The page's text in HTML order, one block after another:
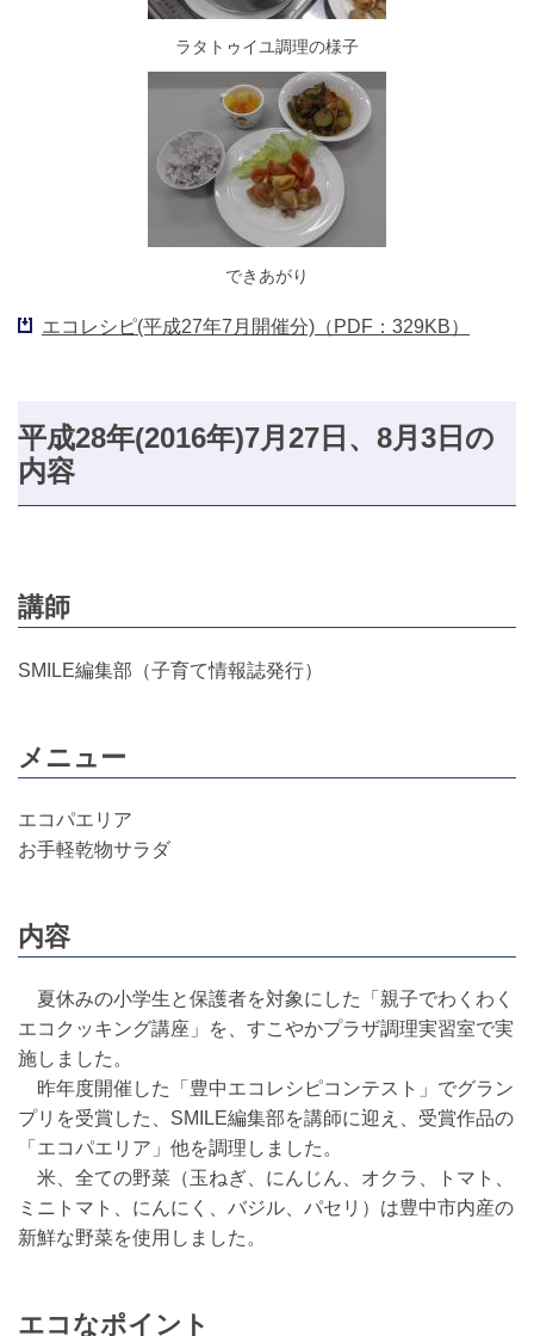
ラタトゥイユ調理の様子
できあがり
エコレシピ(平成27年7月開催分)（PDF：329KB）
平成28年(2016年)7月27日、8月3日の
内容
講師
SMILE編集部（子育て情報誌発行）
メニュー
エコパエリア
お手軽乾物サラダ
内容
夏休みの小学生と保護者を対象にした「親子でわくわく
エコクッキング講座」を、すこやかプラザ調理実習室で実
施しました。
昨年度開催した「豊中エコレシピコンテスト」でグラン
プリを受賞した、SMILE編集部を講師に迎え、受賞作品の
「エコパエリア」他を調理しました。
米、全ての野菜（玉ねぎ、にんじん、オクラ、トマト、
ミニトマト、にんにく、バジル、パセリ）は豊中市内産の
新鮮な野菜を使用しました。
エコなポイント